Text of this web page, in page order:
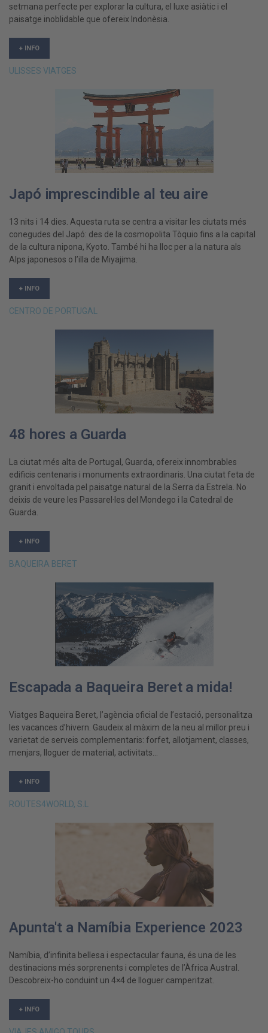
setmana perfecte per explorar la cultura, el luxe asiàtic i el
paisatge inoblidable que ofereix Indonèsia.
+ INFO
ULISSES VIATGES
Japó imprescindible al teu aire
13 nits i 14 dies. Aquesta ruta se centra a visitar les ciutats més
conegudes del Japó: des de la cosmopolita Tòquio fins a la capital
de la cultura nipona, Kyoto. També hi ha lloc per a la natura als
Alps japonesos o l’illa de Miyajima.
+ INFO
CENTRO DE PORTUGAL
48 hores a Guarda
La ciutat més alta de Portugal, Guarda, ofereix innombrables
edificis centenaris i monuments extraordinaris. Una ciutat feta de
granit i envoltada pel paisatge natural de la Serra da Estrela. No
deixis de veure les Passarel·les del Mondego i la Catedral de
Guarda.
+ INFO
BAQUEIRA BERET
Escapada a Baqueira Beret a mida!
Viatges Baqueira Beret, l’agència oficial de l’estació, personalitza
les vacances d’hivern. Gaudeix al màxim de la neu al millor preu i
varietat de serveis complementaris: forfet, allotjament, classes,
menjars, lloguer de material, activitats…
+ INFO
ROUTES4WORLD, S.L
Apunta't a Namíbia Experience 2023
Namíbia, d’infinita bellesa i espectacular fauna, és una de les
destinacions més sorprenents i completes de l’Àfrica Austral.
Descobreix-ho conduint un 4×4 de lloguer camperitzat.
+ INFO